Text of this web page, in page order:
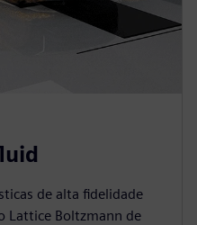
de alta fidelidade
Lattice Boltzmann de